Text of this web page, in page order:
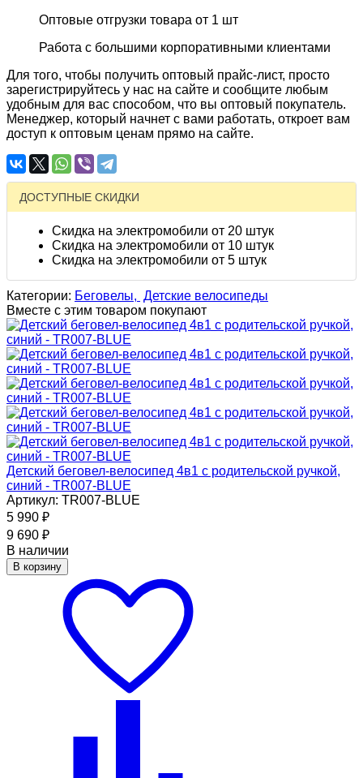
Оптовые отгрузки товара от 1 шт
Работа с большими корпоративными клиентами
Для того, чтобы получить оптовый прайс-лист, просто
зарегистрируйтесь у нас на сайте и сообщите любым
удобным для вас способом, что вы оптовый покупатель.
Менеджер, который начнет с вами работать, откроет вам
доступ к оптовым ценам прямо на сайте.
ДОСТУПНЫЕ СКИДКИ
Скидка на электромобили от 20 штук
Скидка на электромобили от 10 штук
Скидка на электромобили от 5 штук
Категории: Беговелы, Детские велосипеды
Вместе с этим товаром покупают
Детский беговел-велосипед 4в1 с родительской ручкой,
синий - TR007-BLUE
Артикул: TR007-BLUE
5 990 ₽
9 690 ₽
В наличии
В корзину